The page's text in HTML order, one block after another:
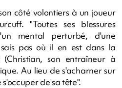
côté volontiers à un joueur
"Toutes ses blessures
mental perturbé, d'une
pas où il en est dans la
son entraîneur à
Au lieu de s'acharner sur
de sa tête".